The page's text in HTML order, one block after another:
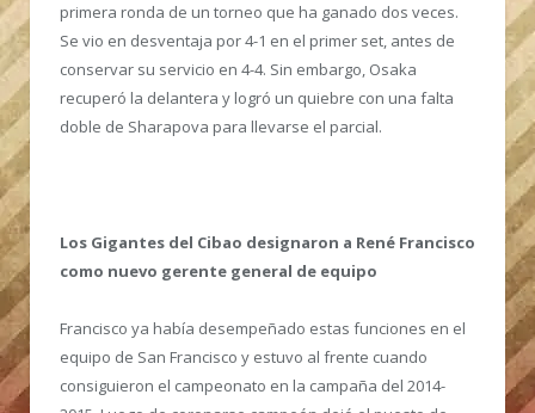
primera ronda de un torneo que ha ganado dos veces.
Se vio en desventaja por 4-1 en el primer set, antes de
conservar su servicio en 4-4. Sin embargo, Osaka
recuperó la delantera y logró un quiebre con una falta
doble de Sharapova para llevarse el parcial.
Los Gigantes del Cibao designaron a René Francisco
como nuevo gerente general de equipo
Francisco ya había desempeñado estas funciones en el
equipo de San Francisco y estuvo al frente cuando
consiguieron el campeonato en la campaña del 2014-